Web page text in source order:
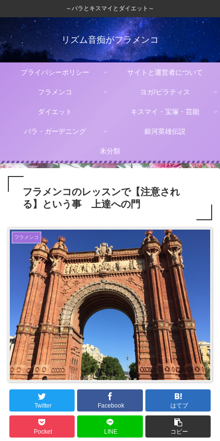
～バラとキスマイとダイエット～
リズム音痴がフラメンコ
プライバシーポリシー サイトと運営者について
フラメンコ ヨガ/ピラティス
ダイエット キスマイ・宝塚・芸能
バラ・ガーデニング 銀河英雄伝説
未分類
フラメンコのレッスンで【注意され
る】という事 上達への門
フラメンコ
Twitter Facebook はてブ
Pocket LINE コピー